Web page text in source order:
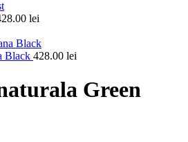
lei
Black 428.00 lei
Green